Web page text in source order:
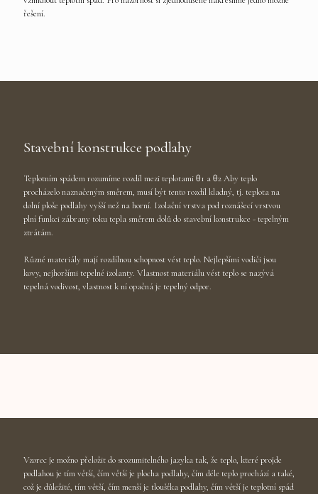
řešení.
Stavební konstrukce podlahy
Teplotním spádem rozumíme rozdíl mezi teplotami θ1 a θ2 Aby teplo
procházelo naznačeným směrem, musí být tento rozdíl kladný, tj. teplota na
dolní ploše podlahy vyšší než na horní. Izolační vrstva pod roznášecí vrstvou
plní funkci zábrany toku tepla směrem dolů do stavební konstrukce - tepelným
ztrátám.
Různé materiály mají rozdílnou schopnost vést teplo. Nejlepšími vodiči jsou
kovy, nejhoršími tepelné izolanty. Vlastnost materiálu vést teplo se nazývá
tepelná vodivost, vlastnost k ní opačná je tepelný odpor.
Vzorec je možno přeložit do srozumitelného jazyka tak, že teplo, které projde
podlahou je tím větší, čím větší je plocha podlahy, čím déle teplo prochází a také,
což je důležité, tím větší, čím menší je tloušťka podlahy, čím větší je teplotní spád